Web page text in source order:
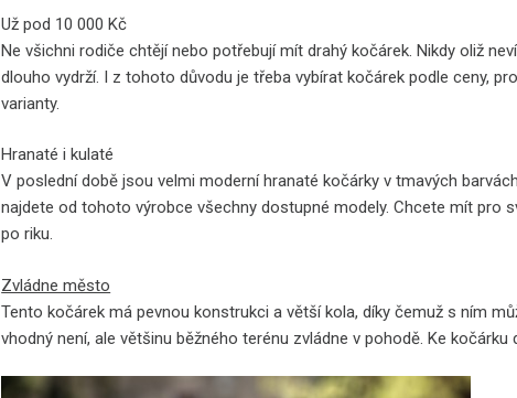
Už pod 10 000 Kč
Ne všichni rodiče chtějí nebo potřebují mít drahý kočárek. Nikdy oliž
dlouho vydrží. I z tohoto důvodu je třeba vybírat kočárek podle ceny,
varianty.
Hranaté i kulaté
V poslední době jsou velmi moderní hranaté kočárky v tmavých
najdete od tohoto výrobce všechny dostupné modely. Chcete mít pro
po riku.
Zvládne město
Tento kočárek má pevnou konstrukci a větší kola, díky čemuž s ním
vhodný není, ale většinu běžného terénu zvládne v pohodě. Ke